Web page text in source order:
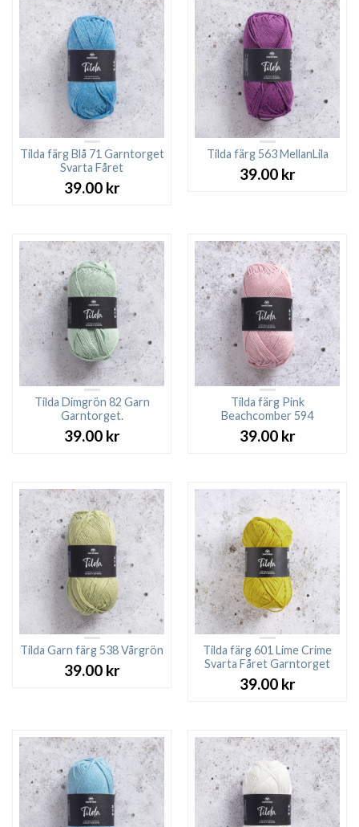
Tilda färg Blå 71 Garntorget
Svarta Fåret
39.00 kr
Tilda färg 563 MellanLila
39.00 kr
Tilda Dimgrön 82 Garn
Garntorget.
39.00 kr
Tilda färg Pink
Beachcomber 594
39.00 kr
Tilda Garn färg 538 Vårgrön
39.00 kr
Tilda färg 601 Lime Crime
Svarta Fåret Garntorget
39.00 kr